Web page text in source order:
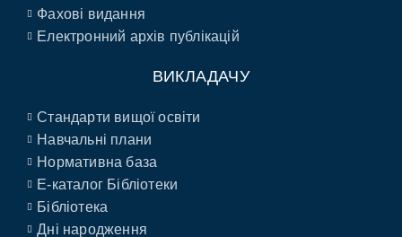
Фахові видання
Електронний архів публікацій
ВИКЛАДАЧУ
Стандарти вищої освіти
Навчальні плани
Нормативна база
E-каталог Бібліотеки
Бібліотека
Дні народження